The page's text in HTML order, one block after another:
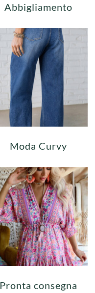
Abbigliamento
Moda Curvy
Pronta consegna